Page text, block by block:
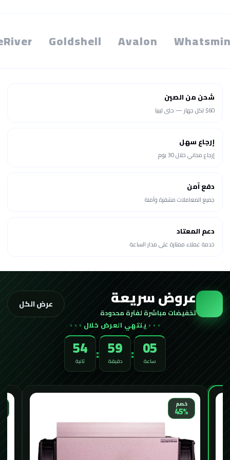
Avalon
Goldshell
شحن من الصين
$60 لكل جهاز — حتى ليبيا
إرجاع سهل
إرجاع مجاني خلال 30 يوم
دفع آمن
جميع المعاملات مشفرة وآمنة
دعم المعتاد
خدمة عملاء ممتازة على مدار الساعة
عروض سريعة
تخفيضات مباشرة لفترة محدودة
ينتهي العرض خلال
05
ساعة :
59
دقيقة :
52
ثانية
عرض الكل
الأكثر طلباً
خصم
33%